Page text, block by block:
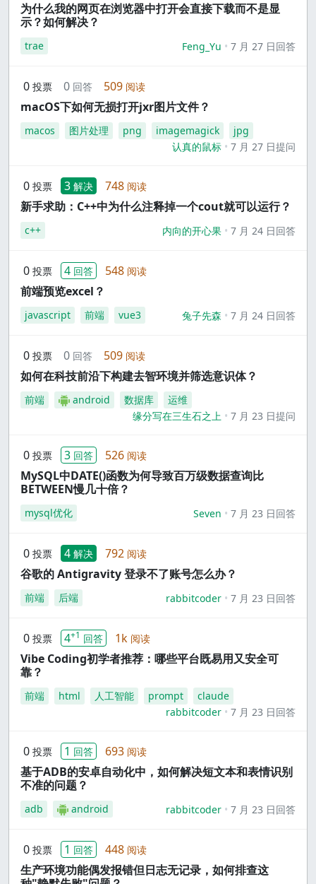
为什么我的网页在浏览器中打开会直接下载而不是显
示？如何解决？
trae Feng_Yu 7 月 27 日回答
0 投票 0 回答 509 阅读
macOS下如何无损打开jxr图片文件？
macos 图片处理 png imagemagick
jpg
认真的鼠标
7 月 27 日提问
0 投票 3 解决 748 阅读
新手求助：C++中为什么注释掉一个cout就可以运行？
c++ 内向的开心果 7 月 24 日回答
0 投票 4 回答 548 阅读
前端预览excel？
javascript 前端 vue3 兔子先森 7 月 24 日回答
0 投票 0 回答 509 阅读
如何在科技前沿下构建去智环境并筛选意识体？
前端 android 数据库
运维
缘分写在三生石之上
7 月 23 日提问
0 投票 3 回答 526 阅读
MySQL中DATE()函数为何导致百万级数据查询比
BETWEEN慢几十倍？
mysql优化 Seven 7 月 23 日回答
0 投票 4 解决 792 阅读
谷歌的 Antigravity 登录不了账号怎么办？
前端 后端 rabbitcoder 7 月 23 日回答
0 投票 4+1 回答 1k 阅读
Vibe Coding初学者推荐：哪些平台既易用又安全可
靠？
前端 html 人工智能 prompt
claude
rabbitcoder
7 月 23 日回答
0 投票 1 回答 693 阅读
基于ADB的安卓自动化中，如何解决短文本和表情识别
不准的问题？
adb android rabbitcoder 7 月 23 日回答
0 投票 1 回答 448 阅读
生产环境功能偶发报错但日志无记录，如何排查这